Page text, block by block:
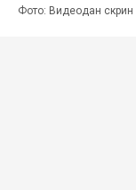
Фото: Видеодан скрин